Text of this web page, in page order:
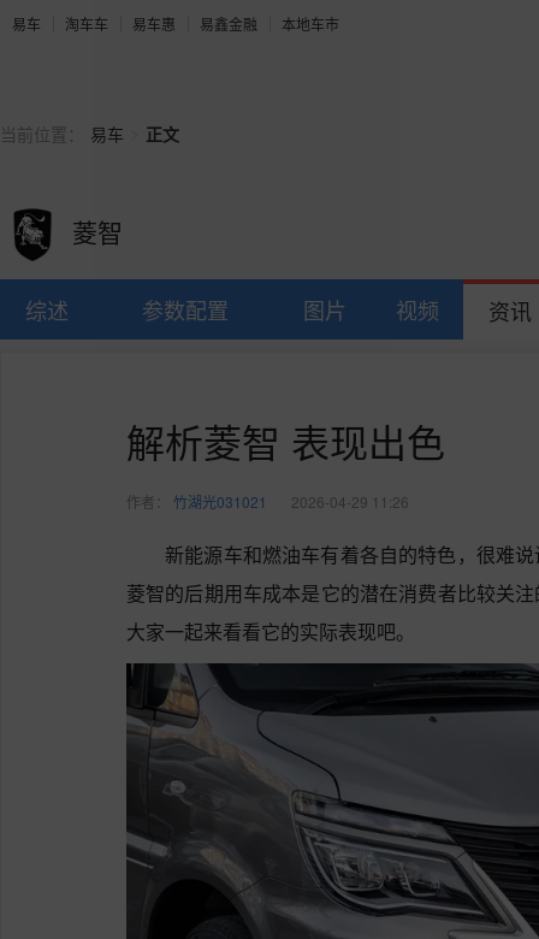
易车 淘车车 易车惠 易鑫金融 本地车市
当前位置： 易车 正文
菱智
综述 参数配置 图片 视频 资讯
解析菱智 表现出色
作者： 竹湖光031021 2026-04-29 11:26
新能源车和燃油车有着各自的特色，很难
菱智的后期用车成本是它的潜在消费者比较关
大家一起来看看它的实际表现吧。